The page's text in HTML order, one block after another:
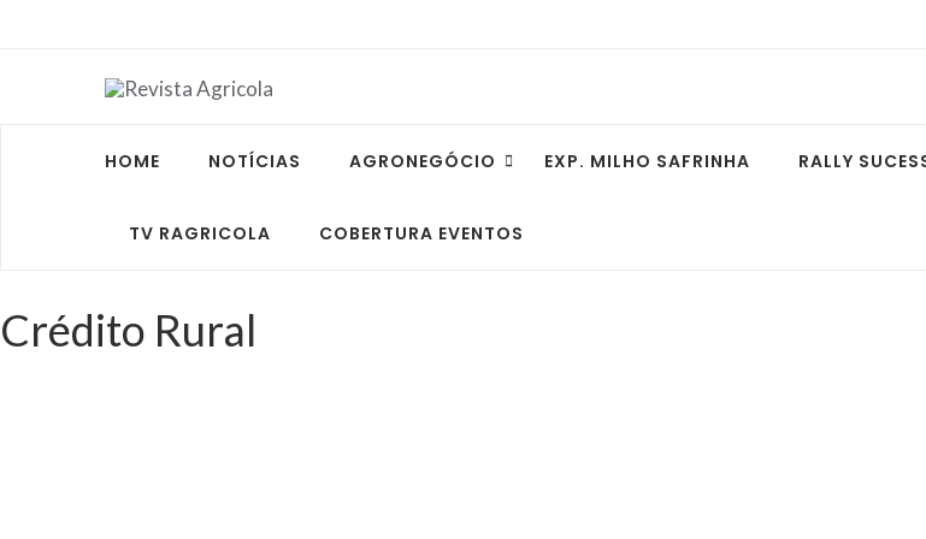
HOME NOTÍCIAS AGRONEGÓCIO EXP. MILHO SAFRINHA RALLY
TV RAGRICOLA COBERTURA EVENTOS
Crédito Rural